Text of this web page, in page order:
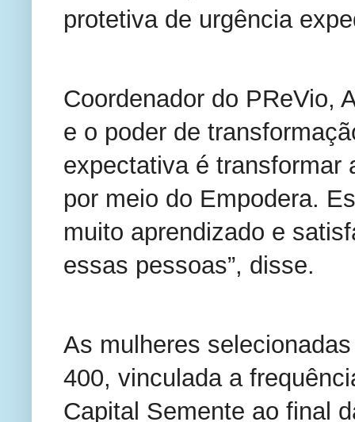
protetiva de urgência
Coordenador do PReVio,
e o poder de
expectativa é transformar
por meio do Empodera.
muito aprendizado e
essas pessoas”, disse.
As mulheres
400, vinculada a
Capital Semente ao final